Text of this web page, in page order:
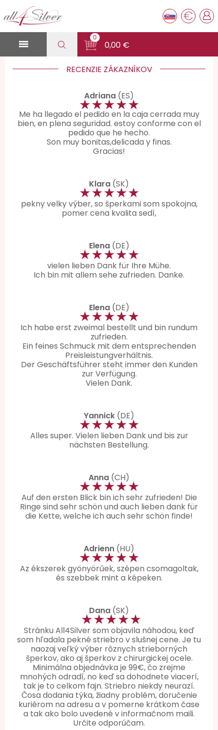
€

0
0,00 €
RECENZIE ZÁKAZNÍKOV
Adriana (ES)
★★★★★
Me ha llegado el pedido en la caja cerrada muy
bien, en plena seguridad. estoy conforme con el
pedido que he hecho.
Son muy bonitas,delicada y finas.
Gracias!
Klara (SK)
★★★★★
pekny velky výber, so šperkami som spokojna,
pomer cena kvalita sedí,
Elena(DE)
★★★★★
vielen lieben Dank für Ihre Mühe.
Ich bin mit allem sehe zufrieden. Danke.
Elena(DE)
★★★★★
Ich habe erst zweimal bestellt und bin rundum
zufrieden.
Ein feines Schmuck mit dem entsprechenden
Preisleistungverhältnis.
Der Geschäftsführer steht immer den Kunden
zur Verfügung.
Vielen Dank.
Yannick (DE)
★★★★★
Alles super. Vielen lieben Dank und bis zur
nächsten Bestellung.
Anna (CH)
★★★★★
Auf den ersten Blick bin ich sehr zufrieden! Die
Ringe sind sehr schön und auch lieben dank für
die Kette, welche ich auch sehr schön finde!
Adrienn (HU)
★★★★★
Az ékszerek gyönyörűek, szépen csomagoltak,
és szebbek mint a képeken.
Dana (SK)
★★★★★
Stránku All4Silver som objavila náhodou, keď
som hľadala pekné striebro v slušnej cene. Je tu
naozaj veľký výber rôznych strieborných
šperkov, ako aj šperkov z chirurgickej ocele.
Minimálna objednávka je 99€, čo zrejme
mnohých odradí, no keď sa dohodnete viacerí,
tak je to celkom fajn. Striebro niekdy neurazí.
Čosa dodania týka, žiadny problém, doručenie
kuriérom na adresu a v pomerne krátkom čase
a tak ako bolo uvedené v informačnom maili.
Určite odporúčam.